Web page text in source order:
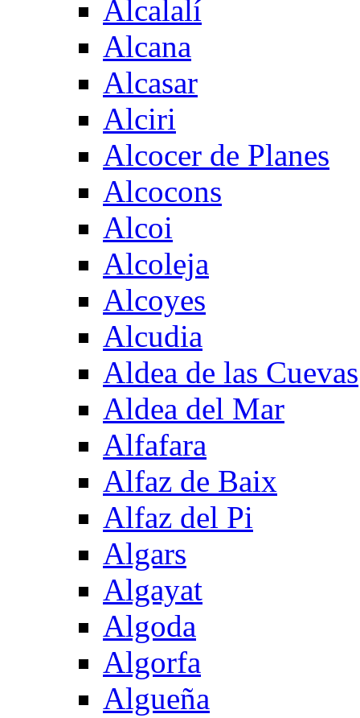
Alcalalí
Alcana
Alcasar
Alciri
Alcocer de Planes
Alcocons
Alcoi
Alcoleja
Alcoyes
Alcudia
Aldea de las Cuevas
Aldea del Mar
Alfafara
Alfaz de Baix
Alfaz del Pi
Algars
Algayat
Algoda
Algorfa
Algueña